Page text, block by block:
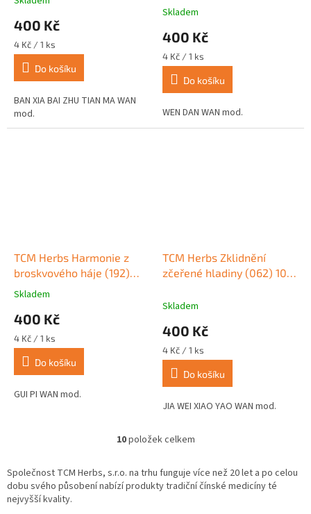
produktu
je
5,0
5
hvězdiček.
400 Kč
Měrná
cena:
4 Kč / 1 ks
Do košíku
BAN XIA BAI ZHU TIAN MA WAN
mod.
Skladem
400 Kč
Měrná
cena:
4 Kč / 1 ks
Do košíku
WEN DAN WAN mod.
TCM Herbs Harmonie z
broskvového háje (192)
100 tablet
Průměrné
produktu
je
5,0
5
hvězdiček.
Skladem
400 Kč
Měrná
cena:
4 Kč / 1 ks
Do košíku
GUI PI WAN mod.
TCM Herbs Zklidnění
zčeřené hladiny (062) 100
Skladem
400 Kč
Měrná
cena:
4 Kč / 1 ks
Do košíku
JIA WEI XIAO YAO WAN mod.
O
l
á
10položek celkem
Společnost TCM Herbs, s.r.o. na trhu funguje více než 20 let a po celou
dobu svého působení nabízí produkty tradiční čínské medicíny té
nejvyšší kvality.